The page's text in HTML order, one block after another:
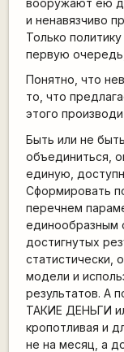
и ненавязчиво
Только
первую
Понятно, что
то, что
этого
Быть или не
объединиться,
единую,
Сформировать
перечнем
единообразным
достигнутых
статистически,
модели и
результатов. А
ТАКИЕ ДЕНЬГИ
кропотливая и
не на месяц, а